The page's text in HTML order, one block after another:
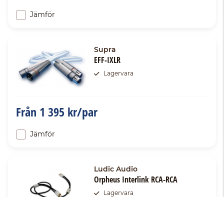
Jämför
Supra
EFF-IXLR
Lagervara
Från 1 395 kr/par
Jämför
Ludic Audio
Orpheus Interlink RCA-RCA
Lagervara